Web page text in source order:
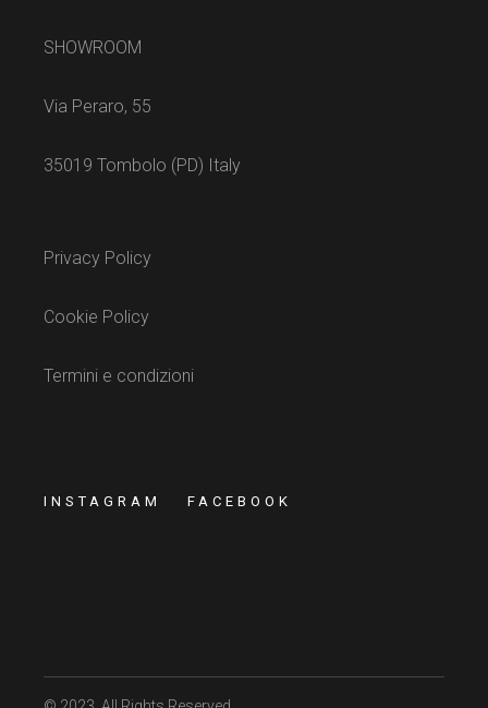
SHOWROOM
Via Peraro, 55
35019 Tombolo (PD) Italy
Privacy Policy
Cookie Policy
Termini e condizioni
INSTAGRAM FACEBOOK